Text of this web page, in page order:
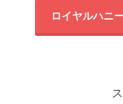
ロイヤルハニ